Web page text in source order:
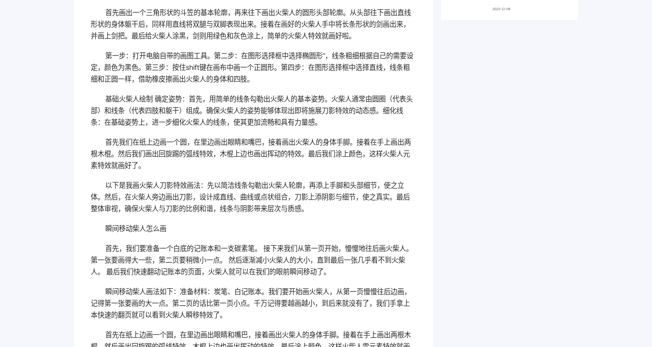
首先画出一个三角形状的斗笠的基本轮廓，再来往下画出火柴人的圆形头部轮廓。从头部往下画出直线
形状的身体躯干后，同样用直线将双腿与双脚表现出来。接着在画好的火柴人手中将长条形状的剑画出来，
并画上剑把。最后给火柴人涂黑，剑则用绿色和灰色涂上，简单的火柴人特效就画好啦。
第一步：打开电脑自带的画图工具。第二步：在图形选择框中选择椭圆形”，线条粗细根据自己的需要设
定，颜色为黑色。第三步：按住shift键在画布中画一个正圆形。第四步：在图形选择框中选择直线，线条粗
细和正圆一样，借助橡皮擦画出火柴人的身体和四肢。
基础火柴人绘制 确定姿势：首先，用简单的线条勾勒出火柴人的基本姿势。火柴人通常由圆圈（代表头
部）和线条（代表四肢和躯干）组成。确保火柴人的姿势能够体现出即将施展刀影特效的动态感。细化线
条：在基础姿势上，进一步细化火柴人的线条，使其更加流畅和具有力量感。
首先我们在纸上边画一个圆，在里边画出眼睛和嘴巴，接着画出火柴人的身体手脚。接着在手上画出两
根木棍。然后我们画出回旋踢的弧线特效，木棍上边也画出挥动的特效。最后我们涂上颜色，这样火柴人元
素特效就画好了。
以下是我画火柴人刀影特效画法：先以简洁线条勾勒出火柴人轮廓，再添上手脚和头部细节，使之立
体。然后，在火柴人旁边画出刀影，设计成直线、曲线或点状组合，刀影上添阴影与细节，使之真实。最后
整体审视，确保火柴人与刀影的比例和谐，线条与阴影带来层次与质感。
瞬间移动柴人怎么画
首先，我们要准备一个白底的记账本和一支碳素笔。 接下来我们从第一页开始，慢慢地往后画火柴人。
第一张要画得大一些，第二页要稍微小一点。 然后逐渐减小火柴人的大小，直到最后一张几乎看不到火柴
人。 最后我们快速翻动记账本的页面，火柴人就可以在我们的眼前瞬间移动了。
瞬间移动柴人画法如下：准备材料：炭笔、白记账本。我们要开始画火柴人，从第一页慢慢往后边画，
记得第一张要画的大一点。第二页的话比第一页小点。千万记得要越画越小，到后来就没有了，我们手拿上
本快速的翻页就可以看到火柴人瞬移特效了。
首先在纸上边画一个圆，在里边画出眼睛和嘴巴，接着画出火柴人的身体手脚。接着在手上画出两根木
2025-12-08